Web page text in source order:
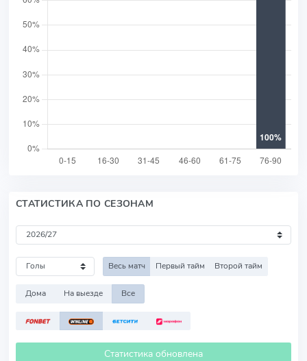
СТАТИСТИКА ПО СЕЗОНАМ
Весь матч Первый тайм Второй тайм
Дома На выезде Все
Статистика обновлена